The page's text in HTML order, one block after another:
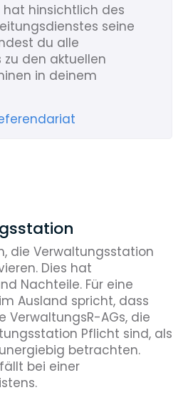
hat hinsichtlich des
seine
du alle
den aktuellen
in deinem
die Verwaltungsstation
Dies hat
Nachteile. Für eine
Ausland spricht, dass
VerwaltungsR-AGs, die
Pflicht sind, als
betrachten.
bei einer